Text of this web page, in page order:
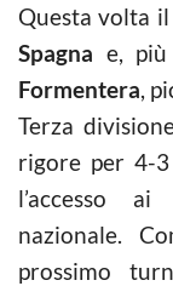
Questa volta
Spagna e,
Formentera,
Terza
rigore per 4-3
l’accesso ai
nazionale.
prossimo